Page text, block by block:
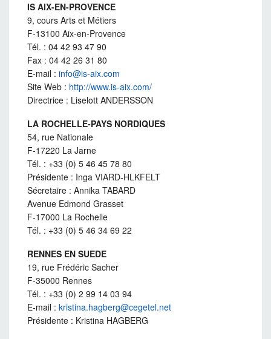
IS AIX-EN-PROVENCE
9, cours Arts et Métiers
F-13100 Aix-en-Provence
Tél. : 04 42 93 47 90
Fax : 04 42 26 31 80
E-mail : info@is-aix.com
Site Web : http://www.is-aix.com/
Directrice : Liselott ANDERSSON
LA ROCHELLE-PAYS NORDIQUES
54, rue Nationale
F-17220 La Jarne
Tél. : +33 (0) 5 46 45 78 80
Présidente : Inga VIARD-HLKFELT
Sécretaire : Annika TABARD
Avenue Edmond Grasset
F-17000 La Rochelle
Tél. : +33 (0) 5 46 34 69 22
RENNES EN SUEDE
19, rue Frédéric Sacher
F-35000 Rennes
Tél. : +33 (0) 2 99 14 03 94
E-mail : kristina.hagberg@cegetel.net
Présidente : Kristina HAGBERG